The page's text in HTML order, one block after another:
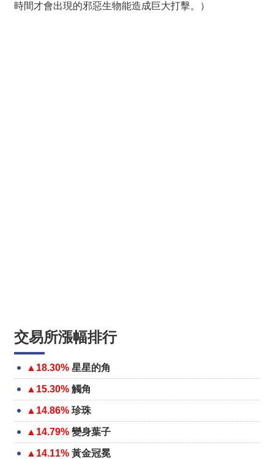
時間才會出現的邪惡生物能造成巨大打擊。）
交易所漲幅排行
▲18.30% 星星的角
▲15.30% 觸角
▲14.86% 珍珠
▲14.79% 變身葉子
▲14.11% 黃金冠冕